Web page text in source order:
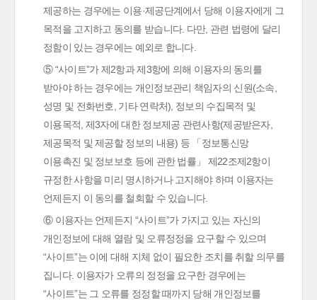
제공하는 경우에는 이용·제공단계에서 당해 이용자에게 그
목적을 고지하고 동의를 받습니다. 다만, 관련 법령에 달리
정함이 있는 경우에는 예외로 합니다.
⑤ “사이트”가 제2항과 제3항에 의해 이용자의 동의를
받아야 하는 경우에는 개인정보관리 책임자의 신원(소속,
성명 및 전화번호, 기타 연락처), 정보의 수집목적 및
이용목적, 제3자에 대한 정보제공 관련사항(제공받은자,
제공목적 및 제공할 정보의 내용) 등 「정보통신망
이용촉진 및 정보보호 등에 관한 법률」 제22조제2항이
규정한 사항을 미리 명시하거나 고지해야 하며 이용자는
언제든지 이 동의를 철회할 수 있습니다.
⑥ 이용자는 언제든지 “사이트”가 가지고 있는 자신의
개인정보에 대해 열람 및 오류정정을 요구할 수 있으며
“사이트”는 이에 대해 지체 없이 필요한 조치를 취할 의무를
집니다. 이용자가 오류의 정정을 요구한 경우에는
“사이트”는 그 오류를 정정할 때까지 당해 개인정보를